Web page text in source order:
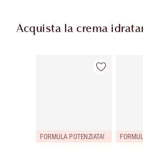
Acquista la crema
Articolo 1 di 35
FORMULA POTENZIATA!